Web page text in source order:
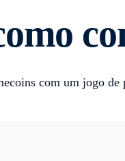
com um jogo